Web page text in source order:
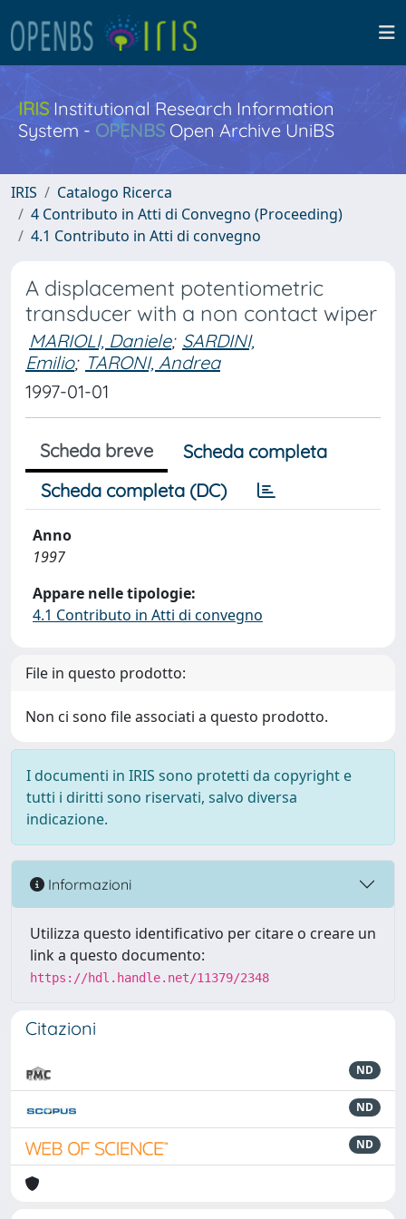
IRISInstitutional Research Information
System - OPENBS Open Archive UniBS
IRIS
Catalogo Ricerca
4 Contributo in Atti di Convegno (Proceeding)
4.1 Contributo in Atti di convegno
A displacement potentiometric
transducer with a non contact wiper
MARIOLI, Daniele; SARDINI,
Emilio; TARONI, Andrea
1997-01-01
Scheda breve
Scheda completa
Scheda completa (DC)
Anno
1997
Appare nelle tipologie:
4.1 Contributo in Atti di convegno
File in questo prodotto:
Non ci sono file associati a questo prodotto.
I documenti in IRIS sono protetti da copyright e
tutti i diritti sono riservati, salvo diversa
indicazione.
Informazioni
Utilizza questo identificativo per citare o creare un
link a questo documento:
https://hdl.handle.net/11379/2348
Citazioni
ND
ND
ND